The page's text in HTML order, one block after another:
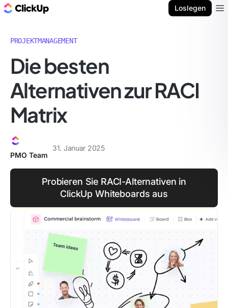
Loslegen
PROJEKTMANAGEMENT
Die besten
Alternativen zur RACI
Matrix
PMO Team
31. Januar 2025
Probieren Sie RACI-Alternativen in
ClickUp Whiteboards aus